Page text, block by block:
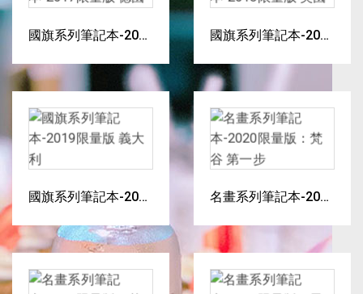
國旗系列筆記本-2017
國旗系列筆記本-2018
國旗系列筆記本-2019
名畫系列筆記本-2020